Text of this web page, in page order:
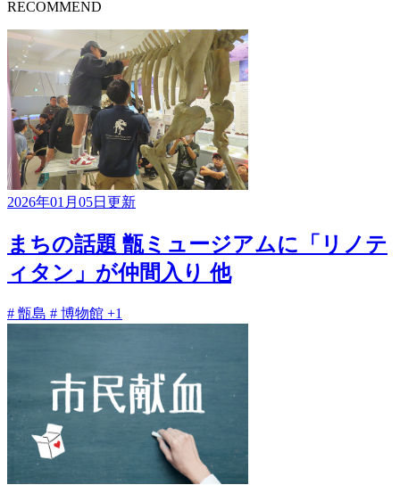
RECOMMEND
2026年01月05日更新
まちの話題 甑ミュージアムに「リノテ
ィタン」が仲間入り 他
# 甑島 # 博物館 +1